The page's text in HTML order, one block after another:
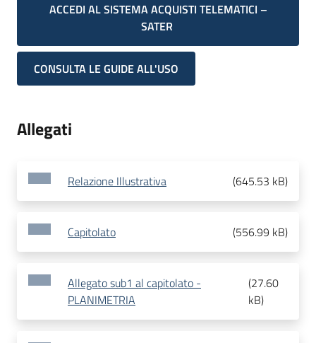
ACCEDI AL SISTEMA ACQUISTI TELEMATICI –
SATER
CONSULTA LE GUIDE ALL'USO
Allegati
Relazione Illustrativa (645.53 kB)
Capitolato (556.99 kB)
Allegato sub1 al capitolato -
PLANIMETRIA
(27.60
kB)